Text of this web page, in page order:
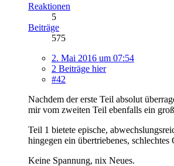
Reaktionen
5
Beiträge
575
2. Mai 2016 um 07:54
2 Beiträge hier
#42
Nachdem der erste Teil absolut
mir vom zweiten Teil ebenfalls ein
Teil 1 bietete epische,
hingegen ein übertriebenes,
Keine Spannung, nix Neues.